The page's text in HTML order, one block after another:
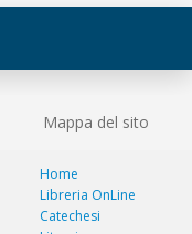
Mappa del sito
Home
Libreria OnLine
Catechesi